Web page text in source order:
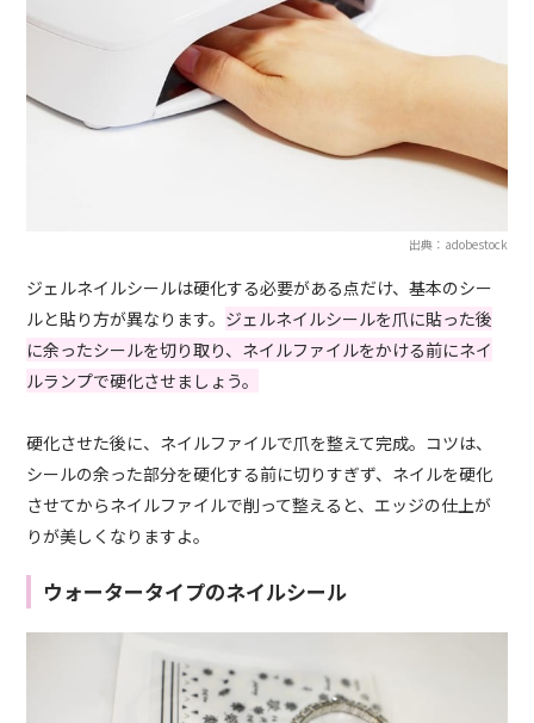
出典：adobestock
ジェルネイルシールは硬化する必要がある点だけ、基本のシー
ルと貼り方が異なります。 ジェルネイルシールを爪に貼った後
に余ったシールを切り取り、ネイルファイルをかける前にネイ
ルランプで硬化させましょう。
硬化させた後に、ネイルファイルで爪を整えて完成。コツは、
シールの余った部分を硬化する前に切りすぎず、ネイルを硬化
させてからネイルファイルで削って整えると、エッジの仕上が
りが美しくなりますよ。
ウォータータイプのネイルシール